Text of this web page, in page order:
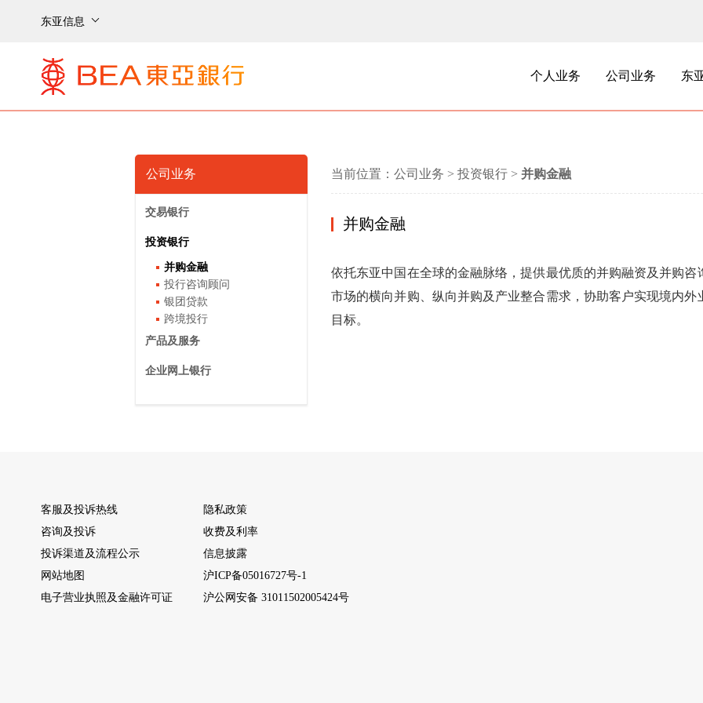
东亚信息
个人业务 公司业务 东
公司业务
交易银行
投资银行
并购金融
投行咨询顾问
银团贷款
跨境投行
产品及服务
企业网上银行
当前位置： 公司业务 > 投资银行 > 并购金融
并购金融
依托东亚中国在全球的金融脉络，提供最优质的并购融资及并购
市场的横向并购、纵向并购及产业整合需求，协助客户实现境内
目标。
客服及投诉热线
咨询及投诉
投诉渠道及流程公示
网站地图
电子营业执照及金融许可证
隐私政策
收费及利率
信息披露
沪ICP备05016727号-1
沪公网安备 31011502005424号